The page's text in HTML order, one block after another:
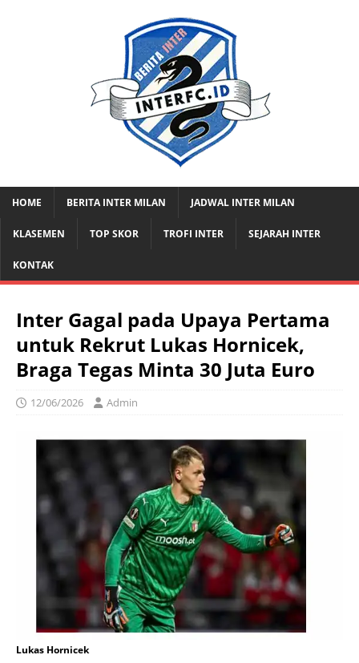
HOME BERITA INTER MILAN JADWAL INTER MILAN
KLASEMEN TOP SKOR TROFI INTER SEJARAH INTER
KONTAK
Inter Gagal pada Upaya Pertama
untuk Rekrut Lukas Hornicek,
Braga Tegas Minta 30 Juta Euro
12/06/2026 Admin
Lukas Hornicek